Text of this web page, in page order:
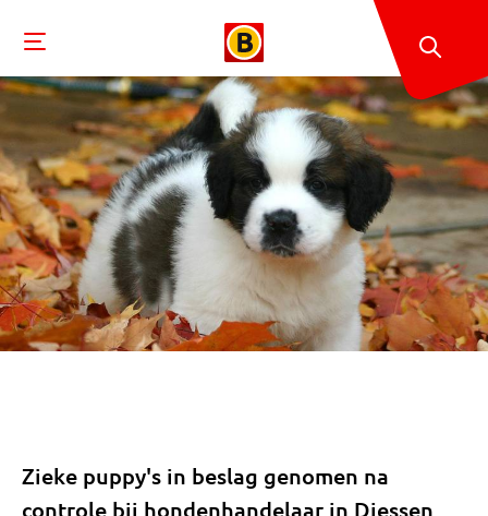
Zieke puppy's in beslag genomen na
controle bij hondenhandelaar in Diessen